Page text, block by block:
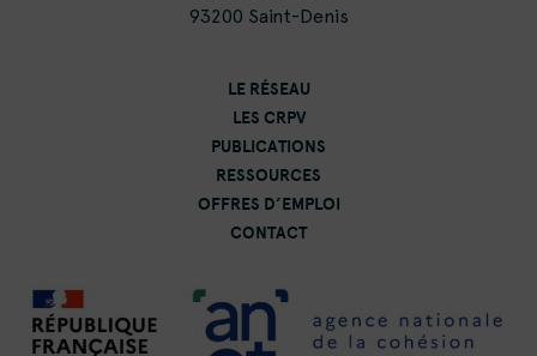
93200 Saint-Denis
LE RÉSEAU
LES CRPV
PUBLICATIONS
RESSOURCES
OFFRES D’EMPLOI
CONTACT